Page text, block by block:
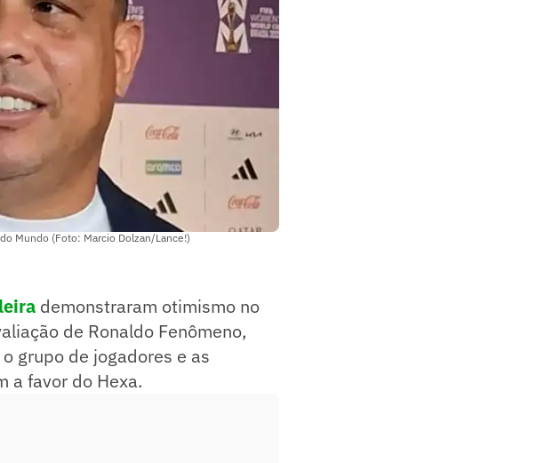
Mundo (Foto: Marcio Dolzan/Lance!)
demonstraram otimismo no
de Ronaldo Fenômeno,
grupo de jogadores e as
a favor do Hexa.